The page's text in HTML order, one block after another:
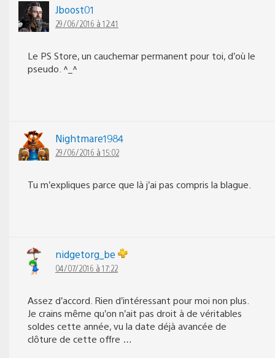
Jboost01
29/06/2016 à 12:41
Le PS Store, un cauchemar permanent pour toi, d’où le
pseudo. ^_^
Nightmare1984
29/06/2016 à 15:02
Tu m’expliques parce que là j’ai pas compris la blague.
nidgetorg_be
04/07/2016 à 17:22
Assez d’accord. Rien d’intéressant pour moi non plus.
Je crains même qu’on n’ait pas droit à de véritables
soldes cette année, vu la date déjà avancée de
clôture de cette offre …